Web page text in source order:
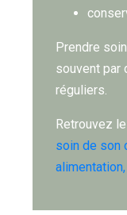
Prendre
souvent
réguliers.
Retrouvez
soin de son